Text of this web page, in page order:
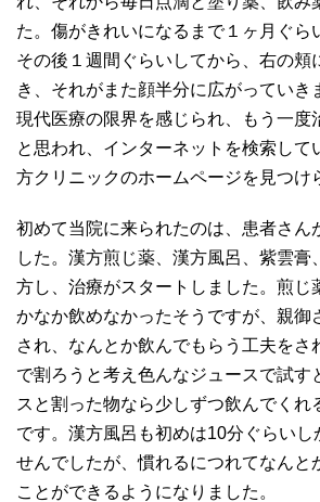
た。傷がきれいになるまで１ヶ月ぐら
その後１週間ぐらいしてから、右の頬
き、それがまた顔半分に広がっていき
現代医療の限界を感じられ、もう一度
と思われ、インターネットを検索して
方クリニックのホームページを見つけ
初めて当院に来られたのは、患者さん
した。漢方煎じ薬、漢方風呂、紫雲膏
方し、治療がスタートしました。煎じ
かなか飲めなかったそうですが、親御
され、なんとか飲んでもらう工夫をさ
で割ろうと考え色んなジュースで試す
スと割った物なら少しずつ飲んでくれ
です。漢方風呂も初めは10分ぐらいし
せんでしたが、慣れるにつれてなんと
ことができるようになりました。